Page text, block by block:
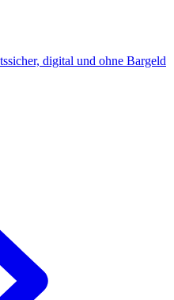
digital und ohne Bargeld